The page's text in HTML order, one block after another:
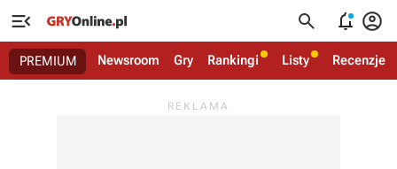
   
PREMIUM Newsroom Gry Rankingi Listy Recenzje